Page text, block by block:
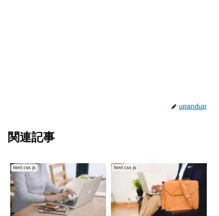
upandup
関連記事
html css js html css js